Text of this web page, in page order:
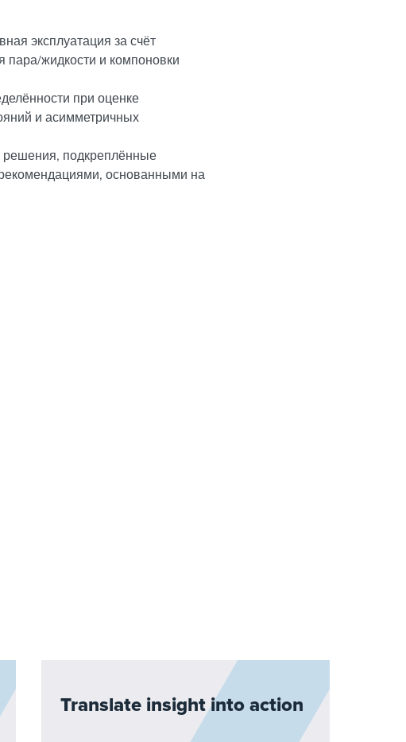
эксплуатация за счёт
пара/жидкости и компоновки
при оценке
и асимметричных
подкреплённые
основанными на
Translate insight into action